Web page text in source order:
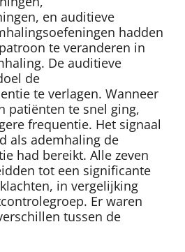
en auditieve
hadden
te veranderen in
De auditieve
de
te verlagen. Wanneer
patiënten te snel ging,
frequentie. Het signaal
als ademhaling de
had bereikt. Alle zeven
tot een significante
in vergelijking
Er waren
tussen de